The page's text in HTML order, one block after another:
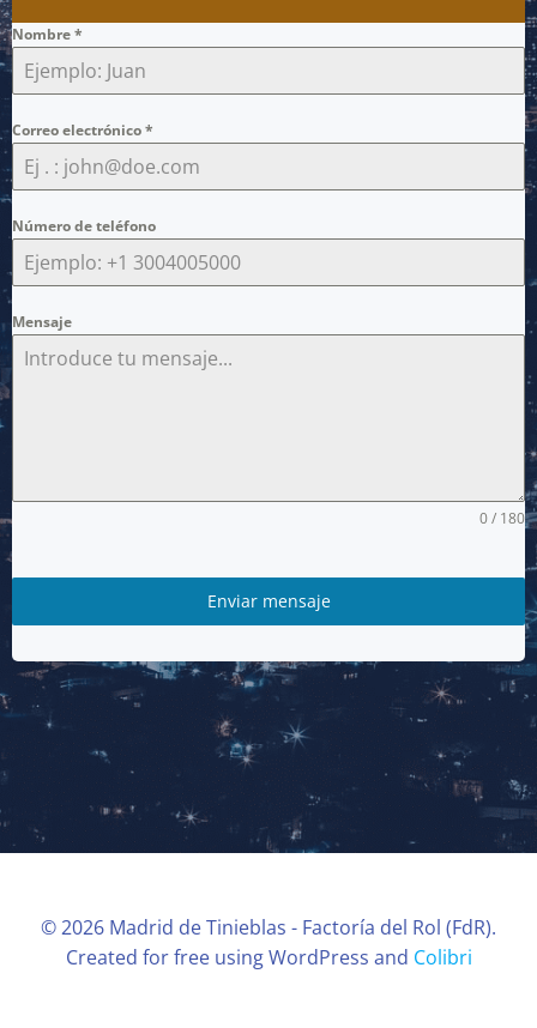
Nombre*
Correo electrónico*
Número de teléfono
Mensaje
0 / 180
Enviar mensaje
© 2026 Madrid de Tinieblas - Factoría del Rol (FdR).
Created for free using WordPress and Colibri